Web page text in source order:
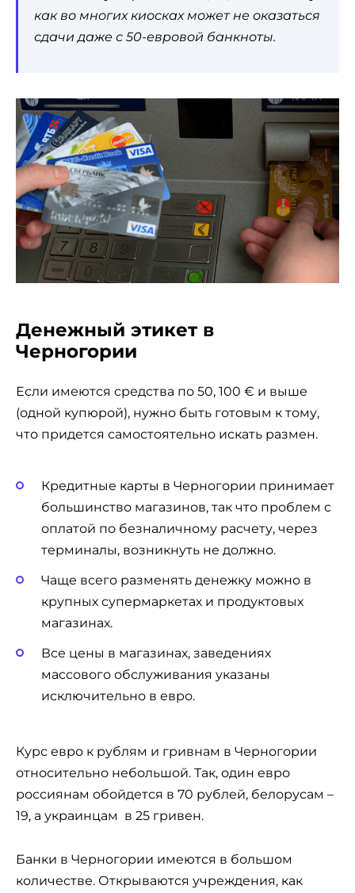
как во многих киосках может не оказаться
сдачи даже с 50-евровой банкноты.
Денежный этикет в
Черногории
Если имеются средства по 50, 100 € и выше
(одной купюрой), нужно быть готовым к тому,
что придется самостоятельно искать размен.
Кредитные карты в Черногории принимает
большинство магазинов, так что проблем с
оплатой по безналичному расчету, через
терминалы, возникнуть не должно.
Чаще всего разменять денежку можно в
крупных супермаркетах и продуктовых
магазинах.
Все цены в магазинах, заведениях
массового обслуживания указаны
исключительно в евро.
Курс евро к рублям и гривнам в Черногории
относительно небольшой. Так, один евро
россиянам обойдется в 70 рублей, белорусам –
19, а украинцам в 25 гривен.
Банки в Черногории имеются в большом
количестве. Открываются учреждения, как